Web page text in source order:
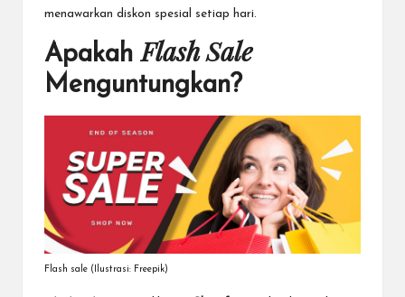
menawarkan diskon spesial setiap hari.
ApakahFlash Sale
Menguntungkan?
Flash sale (Ilustrasi: Freepik)